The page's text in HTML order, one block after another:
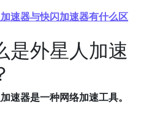
速器与快闪加速器有什么区
是外星人加速
速器是一种网络加速工具。